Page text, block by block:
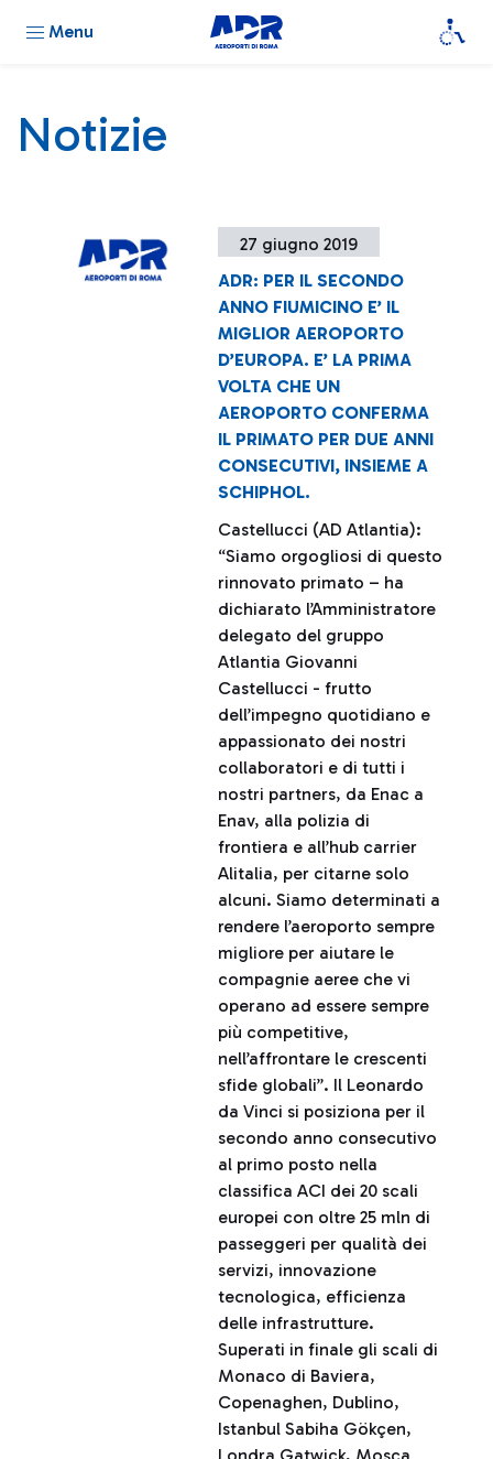
Menu
Notizie
27 giugno 2019
ADR: PER IL SECONDO
ANNO FIUMICINO E’ IL
MIGLIOR AEROPORTO
D’EUROPA. E’ LA PRIMA
VOLTA CHE UN
AEROPORTO CONFERMA
IL PRIMATO PER DUE ANNI
CONSECUTIVI, INSIEME A
SCHIPHOL.
Castellucci (AD Atlantia):
“Siamo orgogliosi di questo
rinnovato primato – ha
dichiarato l’Amministratore
delegato del gruppo
Atlantia Giovanni
Castellucci - frutto
dell’impegno quotidiano e
appassionato dei nostri
collaboratori e di tutti i
nostri partners, da Enac a
Enav, alla polizia di
frontiera e all’hub carrier
Alitalia, per citarne solo
alcuni. Siamo determinati a
rendere l’aeroporto sempre
migliore per aiutare le
compagnie aeree che vi
operano ad essere sempre
più competitive,
nell’affrontare le crescenti
sfide globali”. Il Leonardo
da Vinci si posiziona per il
secondo anno consecutivo
al primo posto nella
classifica ACI dei 20 scali
europei con oltre 25 mln di
passeggeri per qualità dei
servizi, innovazione
tecnologica, efficienza
delle infrastrutture.
Superati in finale gli scali di
Monaco di Baviera,
Copenaghen, Dublino,
Istanbul Sabiha Gökçen,